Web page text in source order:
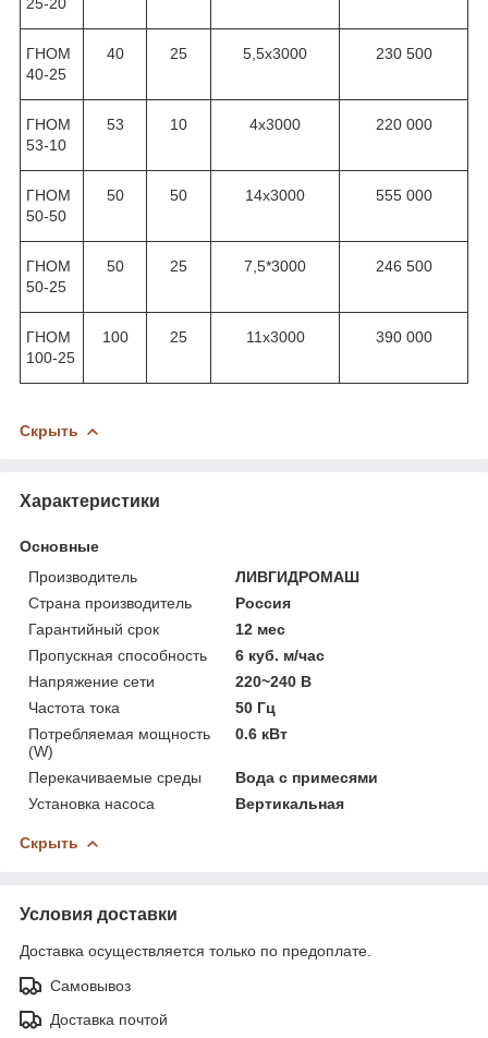
ГНОМ
40-25
40 25 5,5x3000 230 500
ГНОМ
53-10
53 10 4х3000 220 000
ГНОМ
50-50
50 50 14х3000 555 000
ГНОМ
50-25
50 25 7,5*3000 246 500
ГНОМ
100-25
100 25 11х3000 390 000
Скрыть
Характеристики
Основные
Производитель
ЛИВГИДРОМАШ
Страна производитель
Россия
Гарантийный срок
12 мес
Пропускная способность
6 куб. м/час
Напряжение сети
220~240 В
Частота тока
50 Гц
Потребляемая мощность
(W)
0.6 кВт
Перекачиваемые среды
Вода с примесями
Установка насоса
Вертикальная
Скрыть
Условия доставки
Доставка осуществляется только по предоплате.
Самовывоз
Доставка почтой